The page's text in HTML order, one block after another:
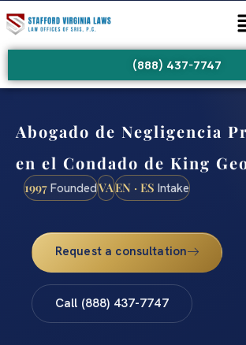
(888) 437-7747
Abogado de Negligencia
en el Condado de King
1997 FoundedVAEN · ES Intake
Request a consultation
Call (888) 437-7747